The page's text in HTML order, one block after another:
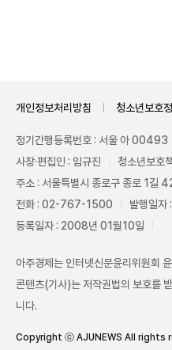
개인정보처리방침 청소년보호
정기간행등록번호 : 서울 아 00493
사장·편집인 : 임규진
청소년보호
주소 : 서울특별시 종로구 종로 1길
전화 : 02-767-1500
발행일
등록일자 : 2008년 01월10일
아주경제는 인터넷신문윤리위원회
콘텐츠(기사)는 저작권법의 보호를
니다.
Copyright ⓒ AJUNEWS All rights